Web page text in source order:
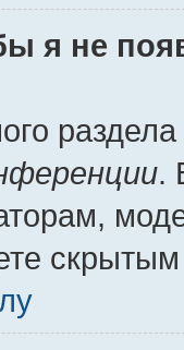
я не
.